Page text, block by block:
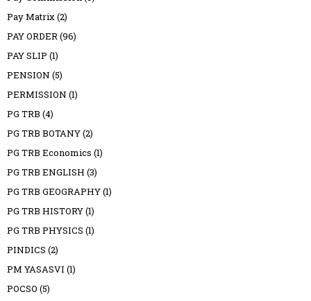
Pay Matrix(2)
PAY ORDER(96)
PAY SLIP (1)
PENSION (5)
PERMISSION (1)
PG TRB (4)
PG TRB BOTANY(2)
PG TRB Economics (1)
PG TRB ENGLISH (3)
PG TRB GEOGRAPHY(1)
PG TRB HISTORY(1)
PG TRB PHYSICS (1)
PINDICS (2)
PM YASASVI (1)
POCSO (5)